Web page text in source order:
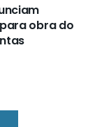
obra do